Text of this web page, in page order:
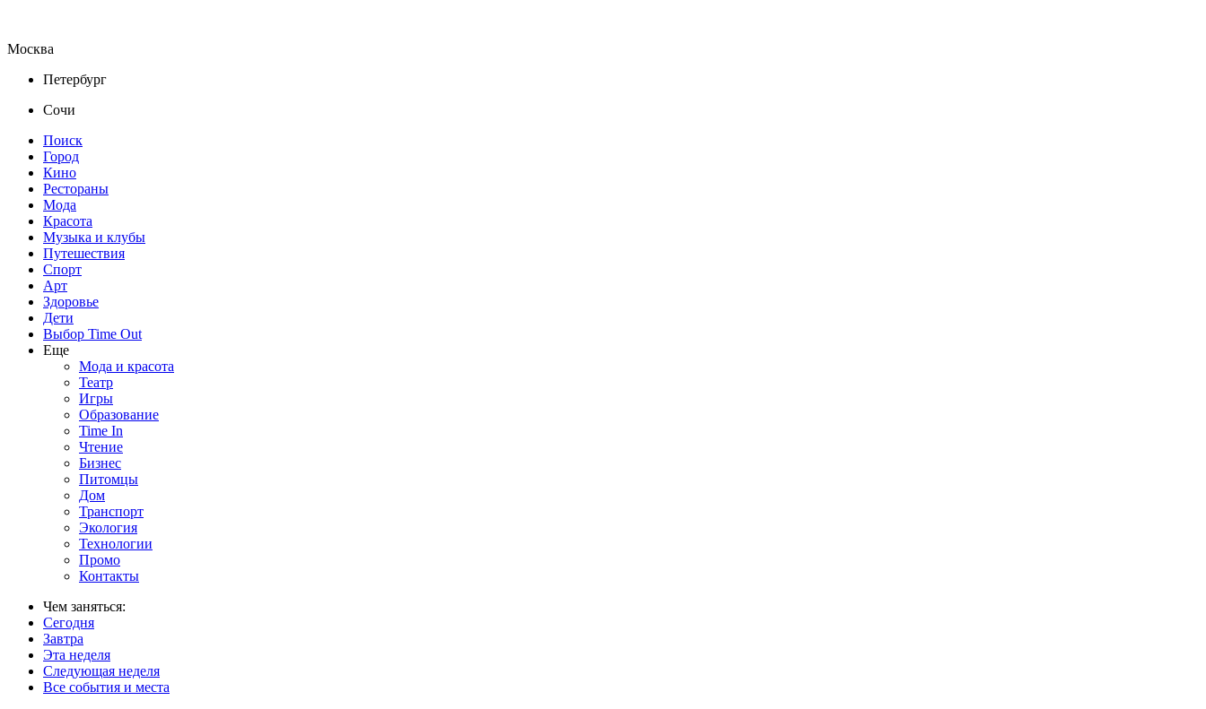
Москва
Петербург
Сочи
Поиск
Город
Кино
Рестораны
Мода
Красота
Музыка и клубы
Путешествия
Спорт
Арт
Здоровье
Дети
Выбор Time Out
Еще
Мода и красота
Театр
Игры
Образование
Time In
Чтение
Бизнес
Питомцы
Дом
Транспорт
Экология
Технологии
Промо
Контакты
Чем заняться:
Сегодня
Завтра
Эта неделя
Следующая неделя
Все события и места